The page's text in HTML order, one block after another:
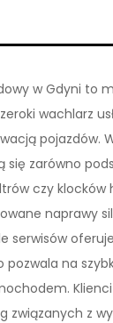
w Gdyni to
wachlarz
pojazdów.
się zarówno
czy klocków
naprawy
serwisów
pozwala na
związanych z